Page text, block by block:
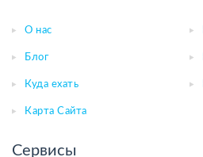
О нас
Блог
Куда ехать
Карта Сайта
Сервисы